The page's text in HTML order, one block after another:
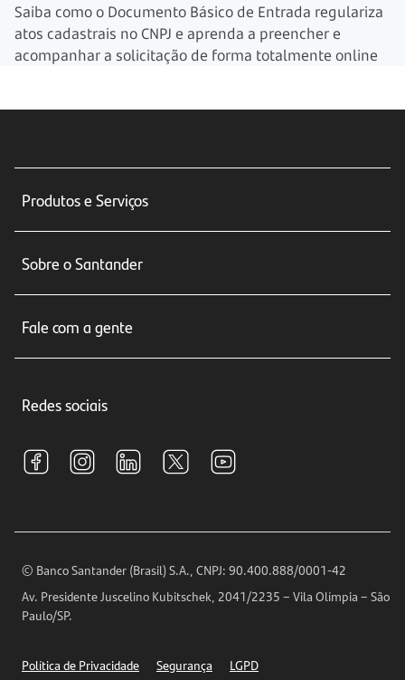
Saiba como o Documento Básico de Entrada regulariza
atos cadastrais no CNPJ e aprenda a preencher e
acompanhar a solicitação de forma totalmente online
Produtos e Serviços
Seguros
Crédito e Financiamentos
Investimentos
Sobre o Santander
Relações com Investidores
Fale com a gente
Central de Renegociação
S.A.C
Encontre nossas agências
Horários de Atendimento
Telefones
Redes sociais
© Banco Santander (Brasil) S.A., CNPJ: 90.400.888/0001-42
Av. Presidente Juscelino Kubitschek, 2041/2235 – Vila Olímpia – São
Paulo/SP.
Política de Privacidade Segurança LGPD